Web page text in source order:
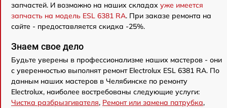
запчастей. И возможно на наших складах уже имеется
запчасть на модель ESL 6381 RA. При заказе ремонта на
сайте - предоставляется скидка -25%.
Знаем свое дело
Будьте уверены в профессионализме наших мастеров - они
с уверенностью выполнят ремонт Electrolux ESL 6381 RA. По
данным наших мастеров в Челябинске по ремонту
Electrolux, наиболее востребованы следующие услуги:
Чистка разбрызгивателя, Ремонт или замена патрубка,